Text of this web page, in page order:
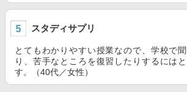
スタディサプリ
とてもわかりやすい授業なので、学校で
り、苦手なところを復習したりするには
す。（40代／女性）